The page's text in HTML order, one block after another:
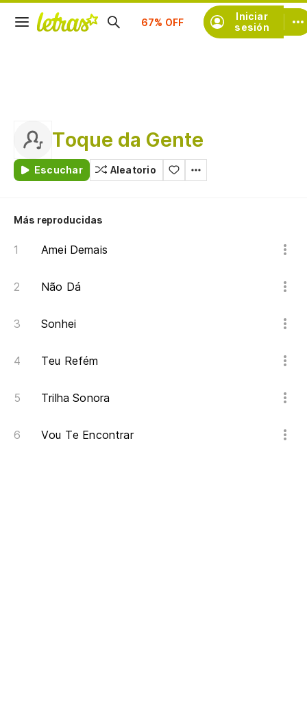
Iniciar
sesión
Suscríbete
Toque da Gente
Escuchar Aleatorio
Más reproducidas
Amei Demais
Não Dá
Sonhei
Teu Refém
Trilha Sonora
Vou Te Encontrar